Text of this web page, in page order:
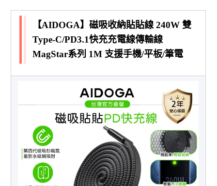
【AIDOGA】磁吸收納貼貼線 240W 雙
Type-C/PD3.1快充充電線傳輸線
MagStar系列 1M 支援手機/平板/筆電